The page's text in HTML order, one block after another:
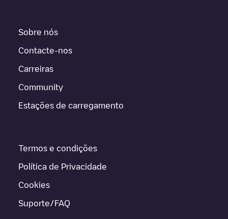
Sobre nós
Contacte-nos
Carreiras
Community
Estações de carregamento
Termos e condições
Política de Privacidade
Cookies
Suporte/FAQ